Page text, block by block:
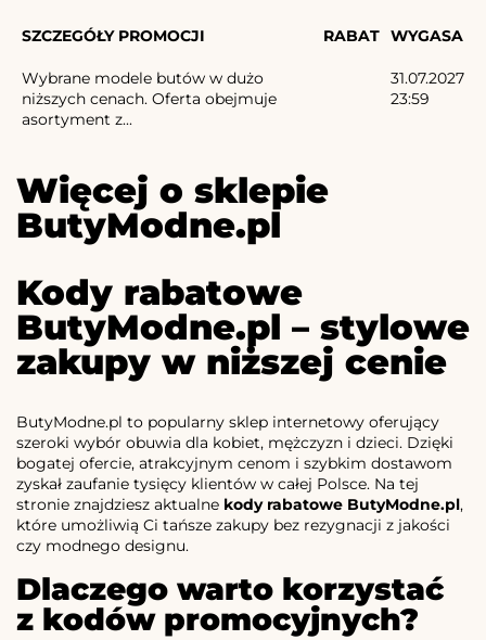
SZCZEGÓŁY PROMOCJI RABAT WYGASA
Wybrane modele butów w dużo
niższych cenach. Oferta obejmuje
asortyment z...
31.07.2027
23:59
Więcej o sklepie
ButyModne.pl
Kody rabatowe
ButyModne.pl – stylowe
zakupy w niższej cenie
ButyModne.pl to popularny sklep internetowy oferujący
szeroki wybór obuwia dla kobiet, mężczyzn i dzieci. Dzięki
bogatej ofercie, atrakcyjnym cenom i szybkim dostawom
zyskał zaufanie tysięcy klientów w całej Polsce. Na tej
stronie znajdziesz aktualne kody rabatowe ButyModne.pl,
które umożliwią Ci tańsze zakupy bez rezygnacji z jakości
czy modnego designu.
Dlaczego warto korzystać
z kodów promocyjnych?